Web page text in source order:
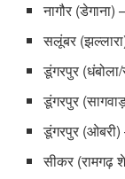
नागौर (डेगाना)
सलूंबर
डूंगरपुर
डूंगरपुर
डूंगरपुर
सीकर (रामगढ़